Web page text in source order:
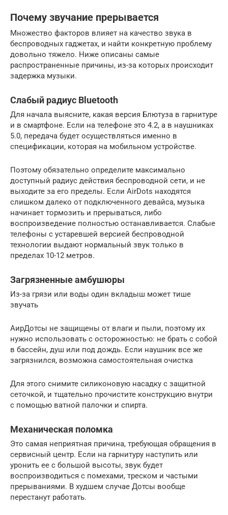
Почему звучание прерывается
Множество факторов влияет на качество звука в
беспроводных гаджетах, и найти конкретную проблему
довольно тяжело. Ниже описаны самые
распространенные причины, из-за которых происходит
задержка музыки.
Слабый радиус Bluetooth
Для начала выясните, какая версия Блютуза в гарнитуре
и в смартфоне. Если на телефоне это 4.2, а в наушниках
5.0, передача будет осуществляться именно в
спецификации, которая на мобильном устройстве.
Поэтому обязательно определите максимально
доступный радиус действия беспроводной сети, и не
выходите за его пределы. Если AirDots находятся
слишком далеко от подключенного девайса, музыка
начинает тормозить и прерываться, либо
воспроизведение полностью останавливается. Слабые
телефоны с устаревшей версией беспроводной
технологии выдают нормальный звук только в
пределах 10-12 метров.
Загрязненные амбушюры
Из-за грязи или воды один вкладыш может тише
звучать
АирДотсы не защищены от влаги и пыли, поэтому их
нужно использовать с осторожностью: не брать с собой
в бассейн, душ или под дождь. Если наушник все же
загрязнился, возможна самостоятельная очистка
Для этого снимите силиконовую насадку с защитной
сеточкой, и тщательно прочистите конструкцию внутри
с помощью ватной палочки и спирта.
Механическая поломка
Это самая неприятная причина, требующая обращения в
сервисный центр. Если на гарнитуру наступить или
уронить ее с большой высоты, звук будет
воспроизводиться с помехами, треском и частыми
прерываниями. В худшем случае Дотсы вообще
перестанут работать.